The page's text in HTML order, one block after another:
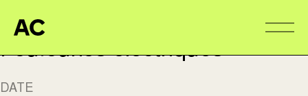
Aire Commune
Foufounes électriques
DATE